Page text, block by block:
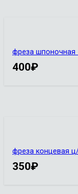
фреза
400₽
фреза концевая
350₽